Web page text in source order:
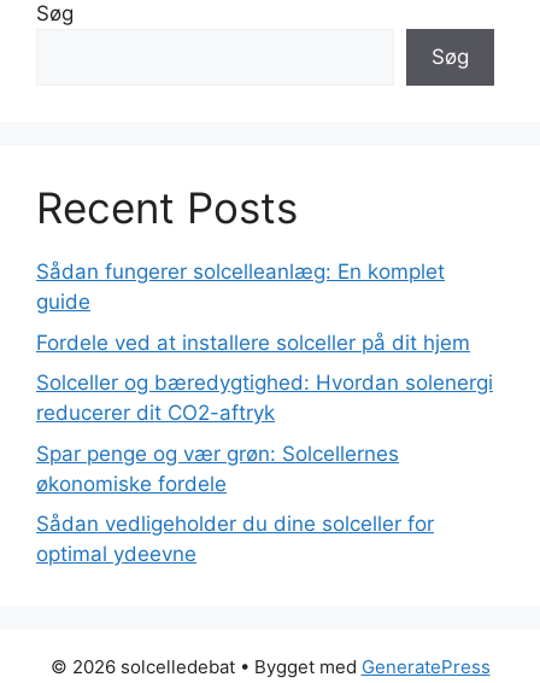
Søg
Søg
Recent Posts
Sådan fungerer solcelleanlæg: En komplet
guide
Fordele ved at installere solceller på dit hjem
Solceller og bæredygtighed: Hvordan solenergi
reducerer dit CO2-aftryk
Spar penge og vær grøn: Solcellernes
økonomiske fordele
Sådan vedligeholder du dine solceller for
optimal ydeevne
© 2026 solcelledebat• Bygget med GeneratePress